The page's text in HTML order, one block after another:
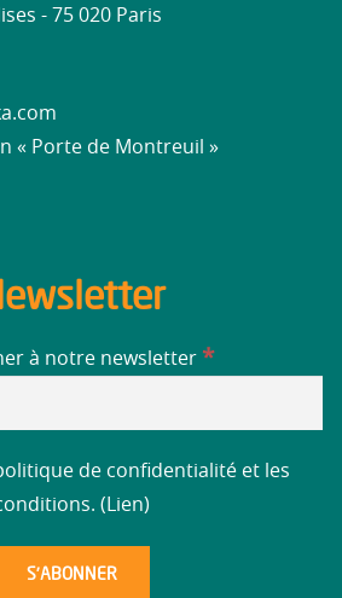
- 75 020 Paris
« Porte de Montreuil »
à notre newsletter *
de confidentialité et les
( Lien)